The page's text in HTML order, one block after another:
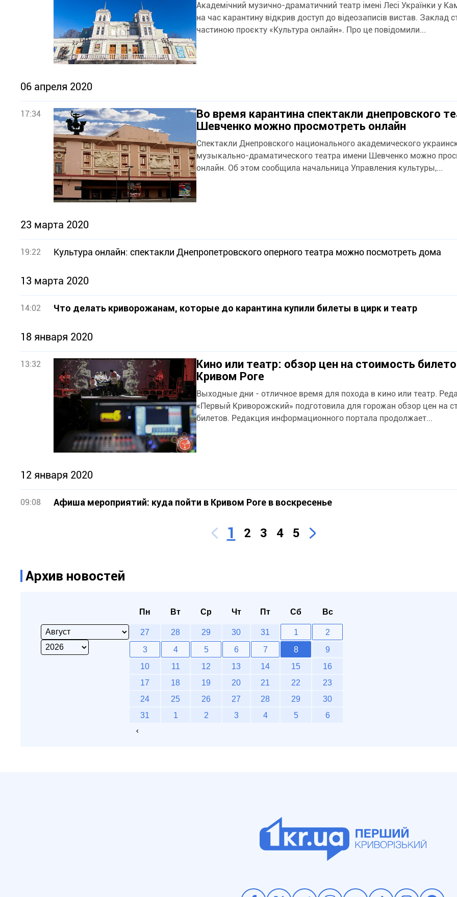
Академічний музично-драматичний театр імені Лесі Українки у
на час карантину відкрив доступ до відеозаписів вистав. Заклад став
частиною проєкту «Культура онлайн». Про це повідомили...
06 апреля 2020
17:34
Во время карантина спектакли днепровского
Шевченко можно просмотреть онлайн
Спектакли Днепровского национального академического
музыкально-драматического театра имени Шевченко можно
онлайн. Об этом сообщила начальница Управления культуры,...
23 марта 2020
19:22 Культура онлайн: спектакли Днепропетровского оперного театра можно посмотреть дома
13 марта 2020
14:02 Что делать криворожанам, которые до карантина купили билеты в цирк и театр
18 января 2020
13:32
Кино или театр: обзор цен на стоимость
Кривом Роге
Выходные дни - отличное время для похода в кино или театр.
«Первый Криворожский» подготовила для горожан обзор цен на
билетов. Редакция информационного портала продолжает...
12 января 2020
09:08 Афиша мероприятий: куда пойти в Кривом Роге в воскресенье
1 2 3 4 5
Архив новостей
Пн Вт Ср Чт Пт Сб Вс
27 28 29 30 31 1
2
3
4 5 6 7 8
9
10
11 12 13 14 15
16
17
18 19 20 21 22
23
24
25 26 27 28 29
30
31
1 2 3 4 5 6